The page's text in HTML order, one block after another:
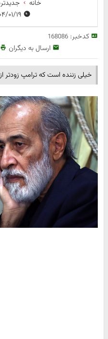
خانه
کدخبر:168086
ارسال به دیگران
خیلی زننده است که ترامپ زودتر